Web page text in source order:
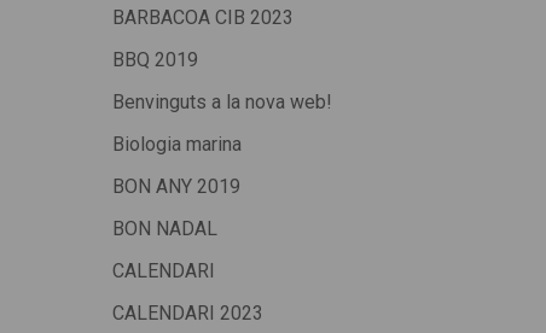
BARBACOA CIB 2023
BBQ 2019
Benvinguts a la nova web!
Biologia marina
BON ANY 2019
BON NADAL
CALENDARI
CALENDARI 2023